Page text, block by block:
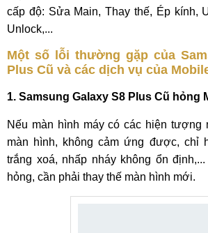
cấp độ: Sửa Main, Thay thế, Ép kính,
Unlock,...
Một số lỗi thường gặp của
Plus Cũ và các dịch vụ của
1. Samsung Galaxy S8 Plus Cũ hỏng
Nếu màn hình máy có các hiện tượng
màn hình, không cảm ứng được, chỉ
trắng xoá, nhấp nháy không ổn
hỏng, cần phải thay thế màn hình mới.